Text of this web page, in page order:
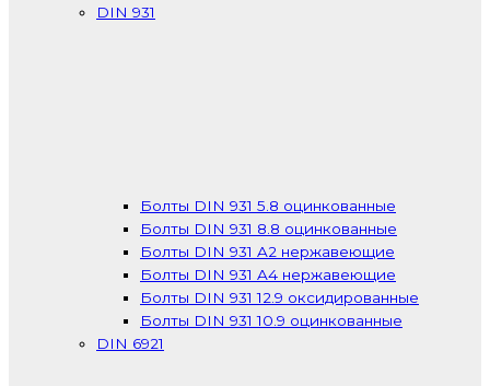
DIN 931
Болты DIN 931 5.8 оцинкованные
Болты DIN 931 8.8 оцинкованные
Болты DIN 931 A2 нержавеющие
Болты DIN 931 A4 нержавеющие
Болты DIN 931 12.9 оксидированные
Болты DIN 931 10.9 оцинкованные
DIN 6921